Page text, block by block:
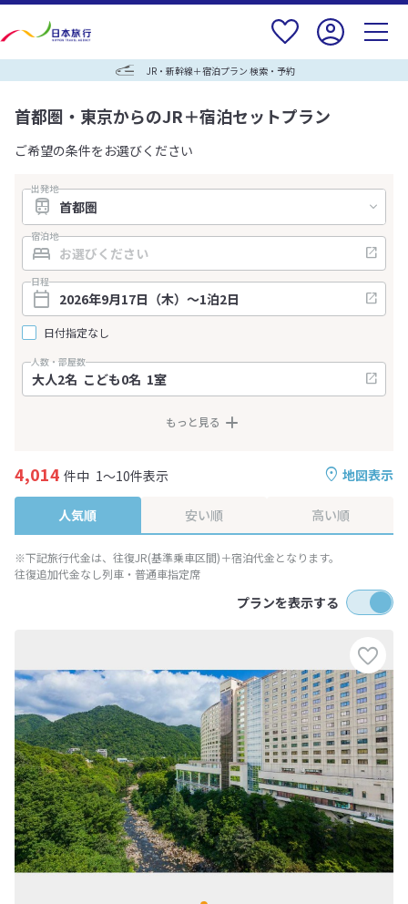
JR・新幹線＋宿泊プラン 検索・予約
首都圏・東京からのJR＋宿泊セットプラン
ご希望の条件をお選びください
出発地
宿泊地
日程
日付指定なし
人数・部屋数
もっと見る
地図表示
4,014 件中 1～10件表示
人気順 安い順 高い順
※下記旅行代金は、往復JR(基準乗車区間)＋宿泊代金となります。
往復追加代金なし列車・普通車指定席
プランを表示する